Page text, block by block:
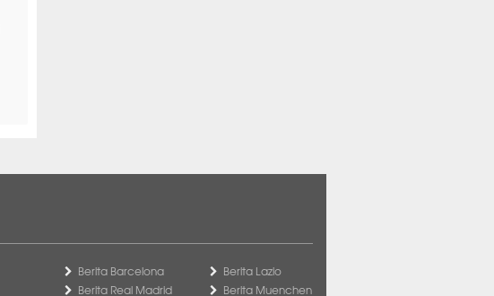
Berita Barcelona
Berita Real Madrid
Berita Lazio
Berita Muenchen